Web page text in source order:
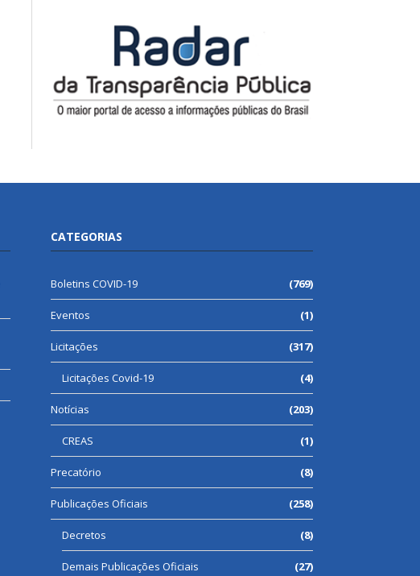
CATEGORIAS
Boletins COVID-19 (769)
Eventos (1)
Licitações (317)
Licitações Covid-19 (4)
Notícias (203)
CREAS (1)
Precatório (8)
Publicações Oficiais (258)
Decretos (8)
Demais Publicações Oficiais (27)